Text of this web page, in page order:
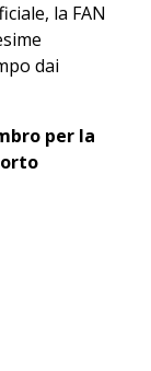
la FAN
dai
per la